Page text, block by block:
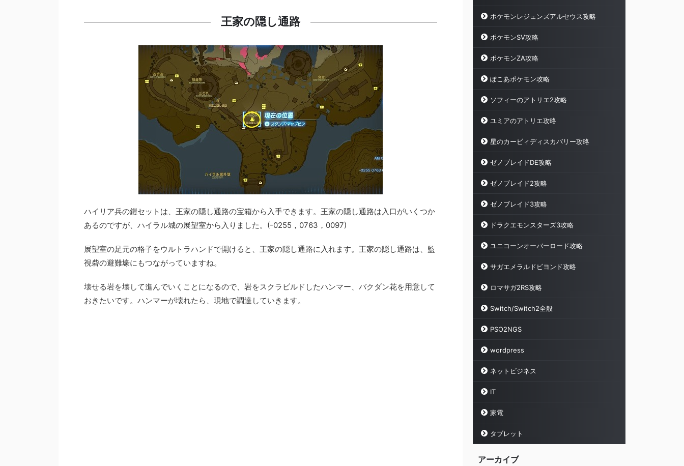
王家の隠し通路
ハイリア兵の鎧セットは、王家の隠し通路の宝箱から入手できます。王家の隠し通路は入口がいくつか
あるのですが、ハイラル城の展望室から入りました。(-0255，0763，0097)
展望室の足元の格子をウルトラハンドで開けると、王家の隠し通路に入れます。王家の隠し通路は、監
視砦の避難壕にもつながっていますね。
壊せる岩を壊して進んでいくことになるので、岩をスクラビルドしたハンマー、バクダン花を用意して
おきたいです。ハンマーが壊れたら、現地で調達していきます。
ポケモンレジェンズアルセウス攻略
ポケモンSV攻略
ポケモンZA攻略
ぽこあポケモン攻略
ソフィーのアトリエ2攻略
ユミアのアトリエ攻略
星のカービィディスカバリー攻略
ゼノブレイドDE攻略
ゼノブレイド2攻略
ゼノブレイド3攻略
ドラクエモンスターズ3攻略
ユニコーンオーバーロード攻略
サガエメラルドビヨンド攻略
ロマサガ2RS攻略
Switch/Switch2全般
PSO2NGS
wordpress
ネットビジネス
IT
家電
タブレット
アーカイブ